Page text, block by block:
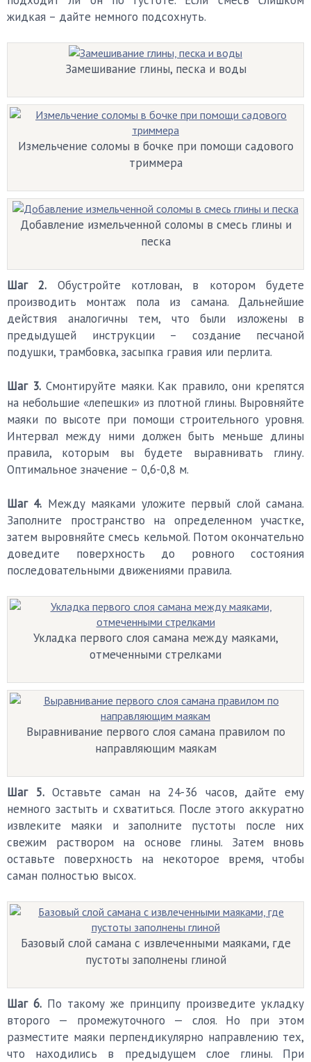
жидкая – дайте немного подсохнуть.
Замешивание глины, песка и воды
Измельчение соломы в бочке при помощи садового
триммера
Добавление измельченной соломы в смесь глины и
песка
Шаг 2. Обустройте котлован, в котором будете
производить монтаж пола из самана. Дальнейшие
действия аналогичны тем, что были изложены в
предыдущей инструкции – создание песчаной
подушки, трамбовка, засыпка гравия или перлита.
Шаг 3.Смонтируйте маяки. Как правило, они крепятся
на небольшие «лепешки» из плотной глины. Выровняйте
маяки по высоте при помощи строительного уровня.
Интервал между ними должен быть меньше длины
правила, которым вы будете выравнивать глину.
Оптимальное значение – 0,6-0,8 м.
Шаг 4. Между маяками уложите первый слой самана.
Заполните пространство на определенном участке,
затем выровняйте смесь кельмой. Потом окончательно
доведите поверхность до ровного состояния
последовательными движениями правила.
Укладка первого слоя самана между маяками,
отмеченными стрелками
Выравнивание первого слоя самана правилом по
направляющим маякам
Шаг 5.Оставьте саман на 24-36 часов, дайте ему
немного застыть и схватиться. После этого аккуратно
извлеките маяки и заполните пустоты после них
свежим раствором на основе глины. Затем вновь
оставьте поверхность на некоторое время, чтобы
саман полностью высох.
Базовый слой самана с извлеченными маяками, где
пустоты заполнены глиной
Шаг 6. По такому же принципу произведите укладку
второго — промежуточного — слоя. Но при этом
разместите маяки перпендикулярно направлению тех,
что находились в предыдущем слое глины. При